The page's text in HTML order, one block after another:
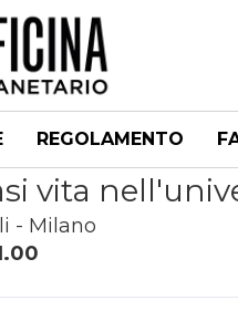
REGOLAMENTO
vita
- Milano